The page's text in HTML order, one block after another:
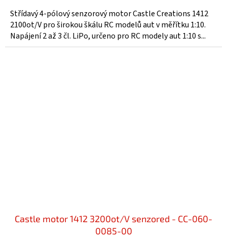
Střídavý 4-pólový senzorový motor Castle Creations 1412
2100ot/V pro širokou škálu RC modelů aut v měřítku 1:10.
Napájení 2 až 3 čl. LiPo, určeno pro RC modely aut 1:10 s...
Castle motor 1412 3200ot/V senzored - CC-060-
0085-00